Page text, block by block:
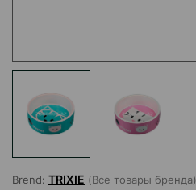
Brend: TRIXIE (Все товары бренда)